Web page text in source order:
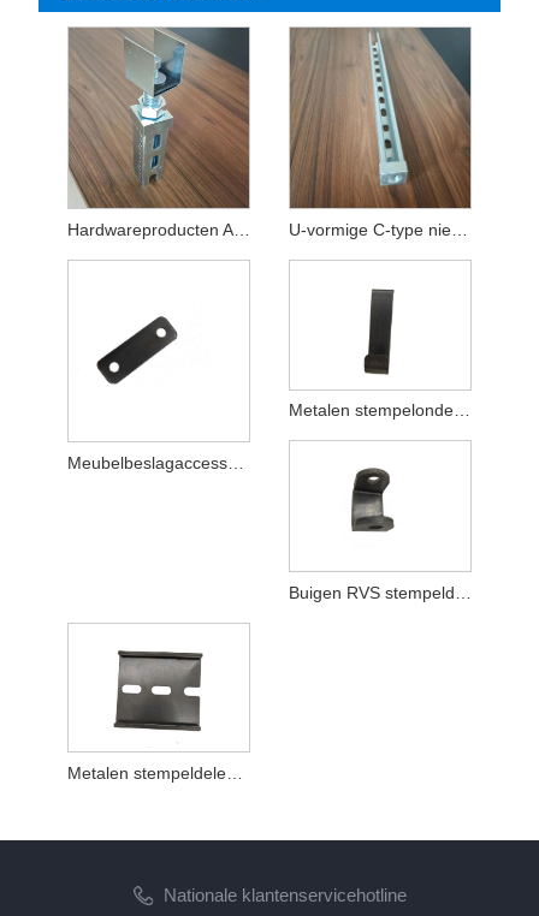
Hardwareproducten Accessoires voor fotovoltaïsche beugels U-vormige C-type niet-standaard op maat gemaakte stempelonderdelen
Meubelbeslagaccessoires metalen stempelonderdelen
Metalen stempelonderdelen die hardwareproducten verwerken
Metalen stempeldelen die roestvrij buigen
Nationale klantenservicehotline